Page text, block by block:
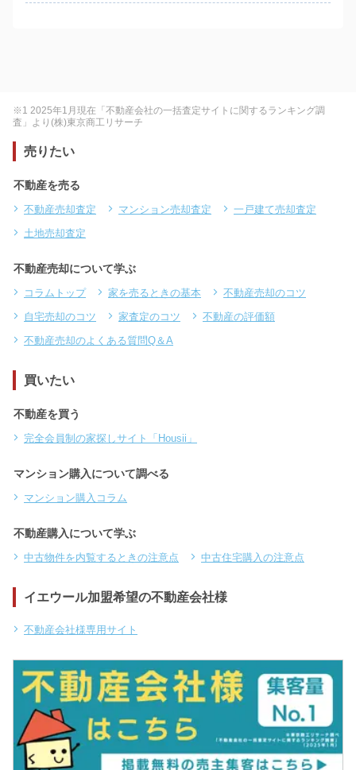
※1 2025年1月現在「不動産会社の一括査定サイトに関するランキング調
査」より(株)東京商工リサーチ
売りたい
不動産を売る
不動産売却査定 マンション売却査定
一戸建て売却査定
土地売却査定
不動産売却について学ぶ
コラムトップ 家を売るときの基本
不動産売却のコツ
自宅売却のコツ
家査定のコツ
不動産の評価額
不動産売却のよくある質問Q＆A
買いたい
不動産を買う
完全会員制の家探しサイト「Housii」
マンション購入について調べる
マンション購入コラム
不動産購入について学ぶ
中古物件を内覧するときの注意点 中古住宅購入の注意点
イエウール加盟希望の不動産会社様
不動産会社様専用サイト